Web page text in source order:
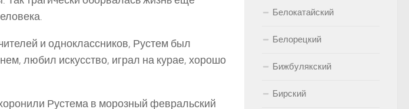
и одноклассников, Рустем был
любил искусство, играл на курае, хорошо
Рустема в морозный февральский
Белокатайский
Белорецкий
Бижбулякский
Бирский